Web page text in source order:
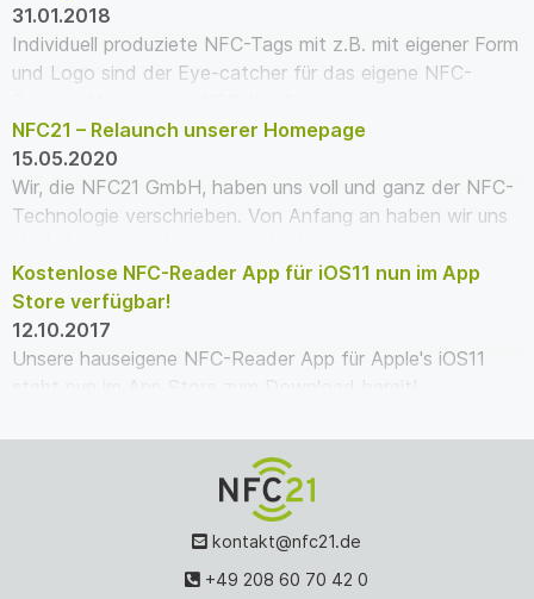
31.01.2018
Individuell produziete NFC-Tags mit z.B. mit eigener Form
und Logo sind der Eye-catcher für das eigene NFC-
NFC21 – Relaunch unserer Homepage
15.05.2020
Wir, die NFC21 GmbH, haben uns voll und ganz der NFC-
Technologie verschrieben. Von Anfang an haben wir uns
Kostenlose NFC-Reader App für iOS11 nun im App
Store verfügbar!
12.10.2017
Unsere hauseigene NFC-Reader App für Apple's iOS11
steht nun im App Store zum Download bereit!
kontakt@nfc21.de
+49 208 60 70 42 0